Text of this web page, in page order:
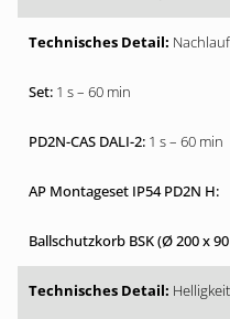
1 s – 60 min
1 s – 60 min